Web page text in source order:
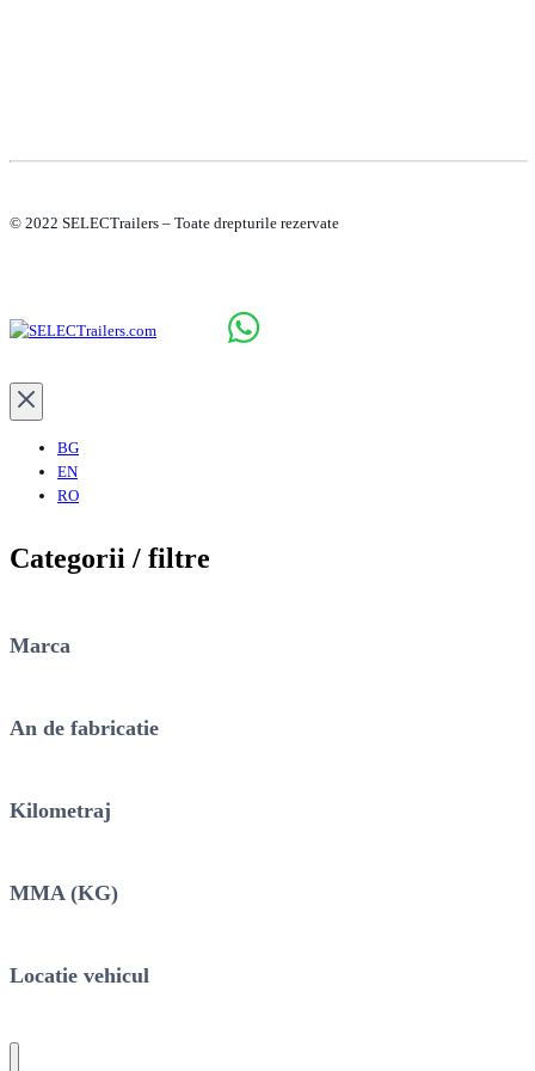
© 2022 SELECTrailers – Toate drepturile rezervate
BG
EN
RO
Categorii / filtre
Marca
An de fabricatie
Kilometraj
MMA (KG)
Locatie vehicul